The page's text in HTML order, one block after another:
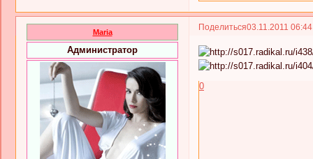
Поделиться03.11.2011
Maria
Администратор
0